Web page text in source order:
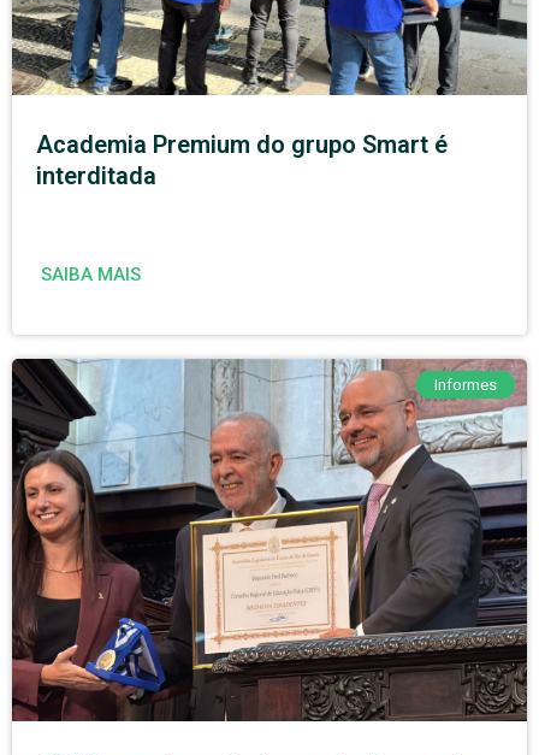
Academia Premium do grupo Smart é
interditada
SAIBA MAIS
Informes